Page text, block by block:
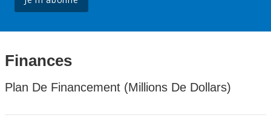
Finances
Plan De Financement (Millions De Dollars)